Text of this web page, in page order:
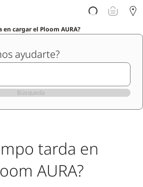
cargar el Ploom AURA?
ayudarte?
Búsqueda
tarda en
AURA?